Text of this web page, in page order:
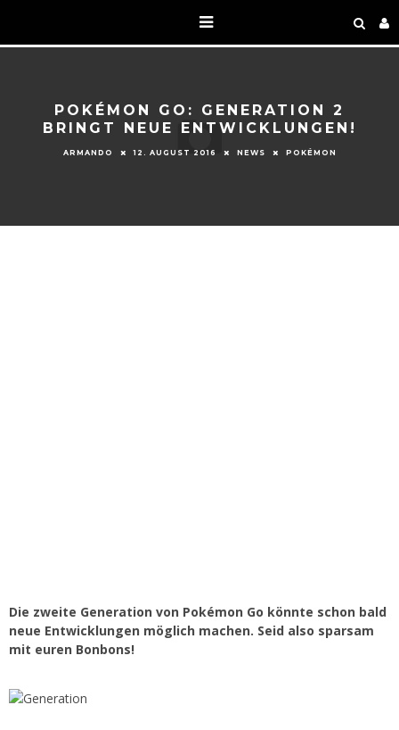
POKÉMON GO: GENERATION 2
BRINGT NEUE ENTWICKLUNGEN!
ARMANDO 12. AUGUST 2016 NEWS POKÉMON
Die zweite Generation von Pokémon Go könnte schon bald
neue Entwicklungen möglich machen. Seid also sparsam
mit euren Bonbons!